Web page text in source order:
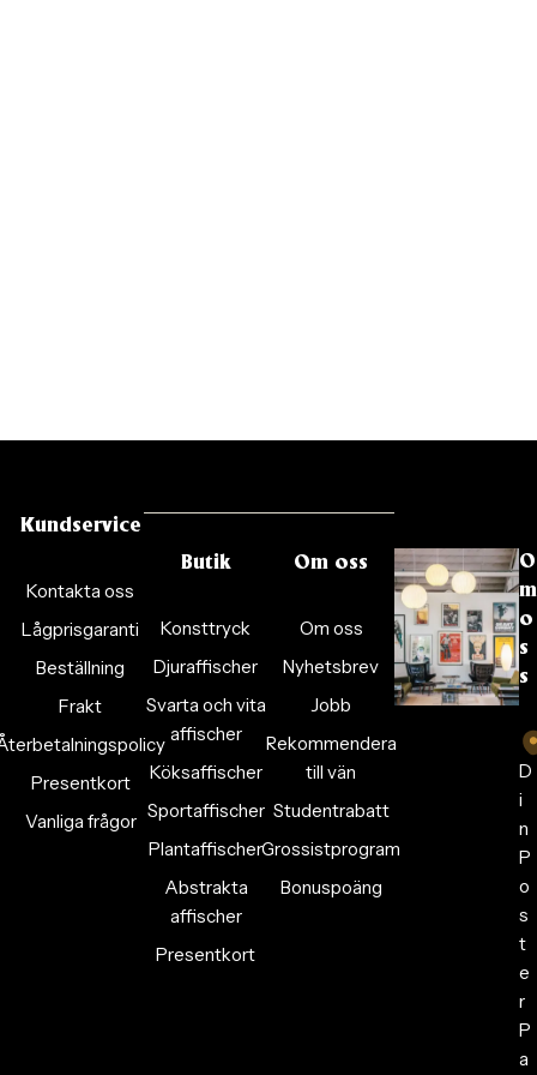
Kundservice
Kontakta oss
Lågprisgaranti
Beställning
Frakt
Presentkort
Vanliga frågor
Butik
Konsttryck
Djuraffischer
Svarta och vita
affischer
Köksaffischer
Sportaffischer
Plantaffischer
Abstrakta
affischer
Presentkort
Om oss
Om oss
Nyhetsbrev
Jobb
Rekommendera
till vän
Studentrabatt
Grossistprogram
Bonuspoäng
O
m
o
s
s
D
i
n
P
o
s
t
e
r
P
a